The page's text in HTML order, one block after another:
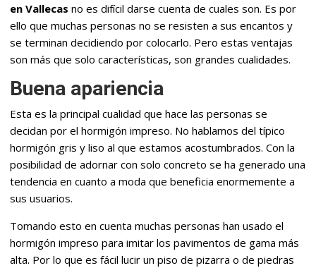
en Vallecas no es difícil darse cuenta de cuales son. Es por
ello que muchas personas no se resisten a sus encantos y
se terminan decidiendo por colocarlo. Pero estas ventajas
son más que solo características, son grandes cualidades.
Buena apariencia
Esta es la principal cualidad que hace las personas se
decidan por el hormigón impreso. No hablamos del típico
hormigón gris y liso al que estamos acostumbrados. Con la
posibilidad de adornar con solo concreto se ha generado una
tendencia en cuanto a moda que beneficia enormemente a
sus usuarios.
Tomando esto en cuenta muchas personas han usado el
hormigón impreso para imitar los pavimentos de gama más
alta. Por lo que es fácil lucir un piso de pizarra o de piedras